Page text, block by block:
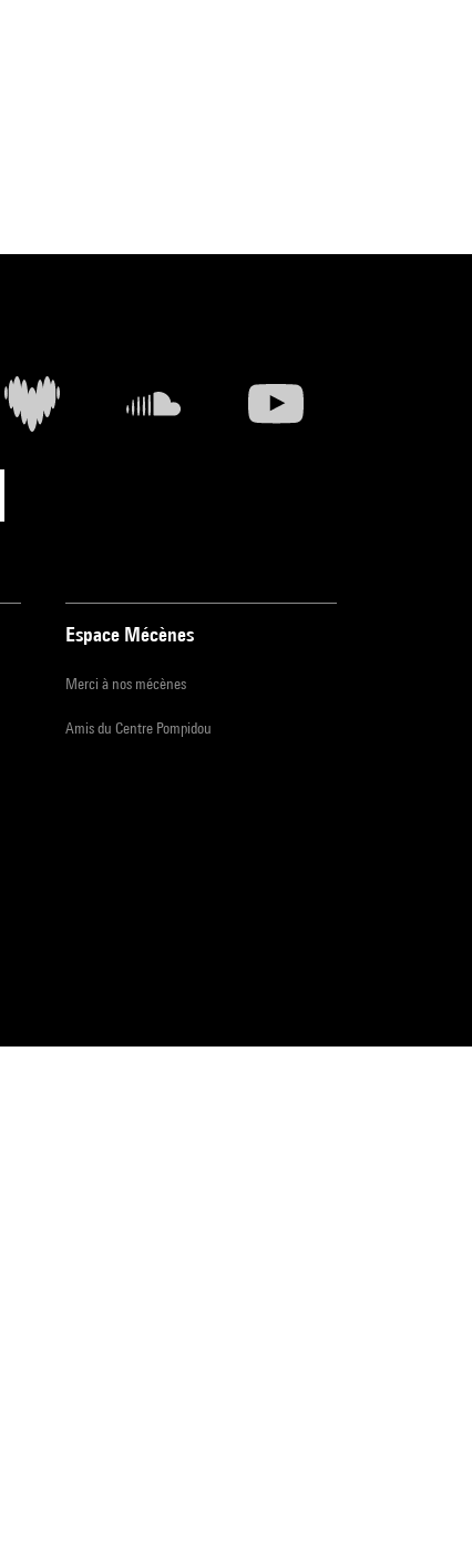
Espace Mécènes
Merci à nos mécènes
Amis du Centre Pompidou